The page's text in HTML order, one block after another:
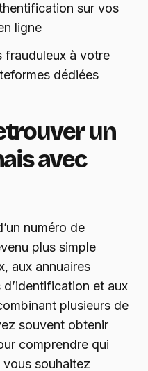
sur vos
ligne
frauduleux à votre
dédiées
un
avec
numéro de
plus simple
aux annuaires
et aux
plusieurs de
souvent obtenir
comprendre qui
souhaitez